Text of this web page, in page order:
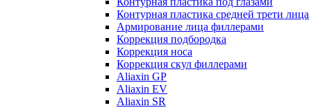
Контурная пластика средней трети лица
Армирование лица филлерами
Коррекция подбородка
Коррекция носа
Коррекция скул филлерами
Aliaxin GP
Aliaxin EV
Aliaxin SR